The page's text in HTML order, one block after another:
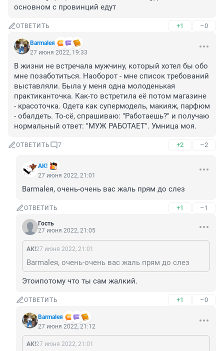
основном с провинций едут
ОТВЕТИТЬ +1 –0
Barmaleя
27 июня 2022, 19:33
В жизни не встречала мужчину, который хотел бы обо
мне позаботиться. Наоборот - мне список требований
выставляли. Была у меня одна молоденькая
практиканточка. Как-то встретила её потом магазине
- красоточка. Одета как супермодель, макияж, парфюм
- обалдеть. То-сё, спрашиваю: "Работаешь?" и получаю
нормальный ответ: "МУЖ РАБОТАЕТ". Умница моя.
ОТВЕТИТЬ 7 +2 –2
АК!
27 июня 2022, 21:01
Barmaleя, очень-очень вас жаль прям до слез
ОТВЕТИТЬ +1 –1
Гость
27 июня 2022, 21:05
АК!27 июня 2022, 21:01
Barmaleя, очень-очень вас жаль прям до слез
Этоипотому что ты сам жалкий.
ОТВЕТИТЬ +1 –0
Barmaleя
27 июня 2022, 21:12
АК!27 июня 2022, 21:01